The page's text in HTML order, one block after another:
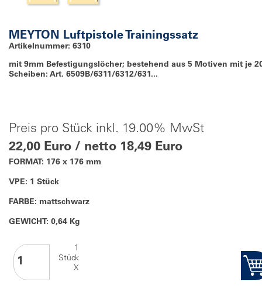
MEYTON Luftpistole Trainingssatz
Artikelnummer: 6310
mit 9mm Befestigungslöcher; bestehend aus 5 Motiven mit je
Scheiben: Art. 6509B/6311/6312/631...
Preis pro Stück inkl. 19.00% MwSt
22,00 Euro / netto 18,49 Euro
FORMAT: 176 x 176 mm
VPE: 1 Stück
FARBE: mattschwarz
GEWICHT: 0,64 Kg
1
Stück
X